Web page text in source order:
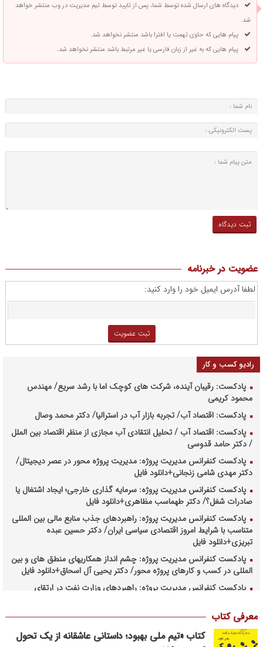
دیدگاه های ارسال شده توسط شما، پس از تایید توسط تیم مدیریت در وب منتشر خواهد
شد.
پیام هایی که حاوی تهمت یا افترا باشد منتشر نخواهد شد.
پیام هایی که به غیر از زبان فارسی یا غیر مرتبط باشد منتشر نخواهد شد.
عضویت در خبرنامه
لطفا آدرس ایمیل خود را وارد کنید:
رادیو کسب و کار
پادکست: رقیبان آینده، شرکت های کوچک اما با رشد سریع/ مهندس
محمود کریمی
پادکست: اقتصاد آب/ تجربه بازار آب در استرالیا/ دکتر محمد وصال
پادکست: اقتصاد آب / تحلیل انتقادی آب مجازی از منظر اقتصاد بین الملل
/ دکتر حامد قدوسی
پادکست کنفرانس مدیریت پروژه: مدیریت پروژه محور در عصر دیجیتال/
دکتر مهدی شامی زنجانی+دانلود فایل
پادکست کنفرانس مدیریت پروژه: سرمایه گذاری خارجی؛ ایجاد اشتغال یا
صادرات شغل؟/ دکتر طهماسب مظاهری+دانلود فایل
پادکست کنفرانس مدیریت پروژه: راهبردهای جذب منابع مالی بین المللی
متناسب با شرایط امروز اقتصادی سیاسی ایران/ دکتر حسین عبده
تبریزی+دانلود فایل
پادکست کنفرانس مدیریت پروژه: چشم انداز همکاریهای منطق های و بین
المللی در کسب و کارهای پروژه محور/ دکتر یحیی آل اسحاق+دانلود فایل
پادکست کنفرانس مدیریت پروژه: راهبردهای وزارت نفت در ارتقای
فایل
پادکست کنفرانس مدیریت پروژه: حکمرانی در کسب و کارهای پروژه
محور/ دکتر محمد صبحیه+دانلود فایل
معرفی کتاب
کتاب «تیم ملی بهبود؛ داستانی عاشقانه از یک تحول